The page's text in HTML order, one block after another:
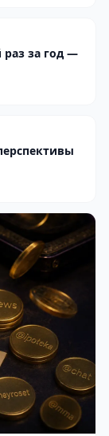
раз за год —